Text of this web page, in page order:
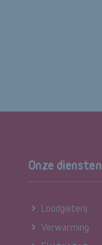
Onze diensten
Loodgieterij
Verwarming